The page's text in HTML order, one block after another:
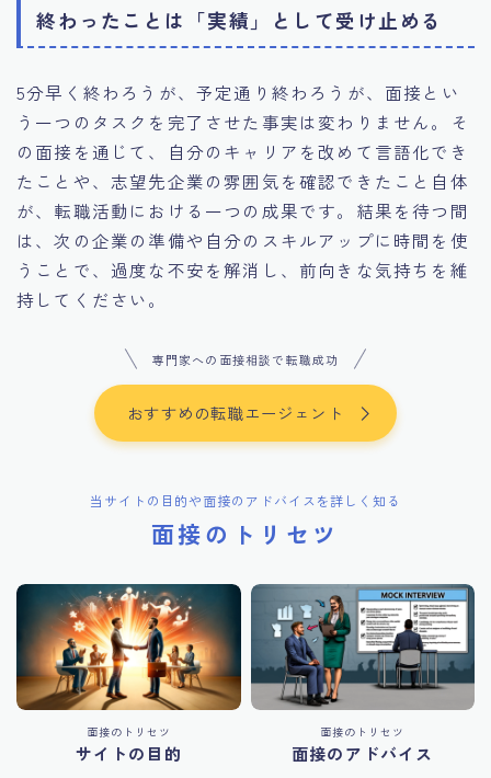
終わったことは「実績」として受け止める
5分早く終わろうが、予定通り終わろうが、面接とい
う一つのタスクを完了させた事実は変わりません。そ
の面接を通じて、自分のキャリアを改めて言語化でき
たことや、志望先企業の雰囲気を確認できたこと自体
が、転職活動における一つの成果です。結果を待つ間
は、次の企業の準備や自分のスキルアップに時間を使
うことで、過度な不安を解消し、前向きな気持ちを維
持してください。
専門家への面接相談で転職成功
おすすめの転職エージェント
当サイトの目的や面接のアドバイスを詳しく知る
面接のトリセツ
面接のトリセツ
サイトの目的
面接のトリセツ
面接のアドバイス